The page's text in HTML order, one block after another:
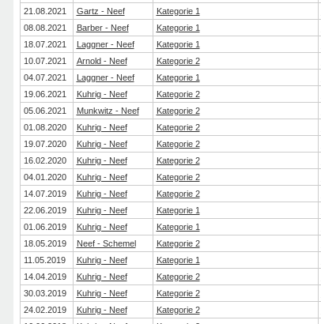
21.08.2021
Gartz - Neef Kategorie 1
08.08.2021
Barber - Neef Kategorie 1
18.07.2021
Laggner - Neef Kategorie 1
10.07.2021
Arnold - Neef Kategorie 2
04.07.2021
Laggner - Neef Kategorie 1
19.06.2021
Kuhrig - Neef Kategorie 2
05.06.2021
Munkwitz - Neef Kategorie 2
01.08.2020
Kuhrig - Neef Kategorie 2
19.07.2020
Kuhrig - Neef Kategorie 2
16.02.2020
Kuhrig - Neef Kategorie 2
04.01.2020
Kuhrig - Neef Kategorie 2
14.07.2019
Kuhrig - Neef Kategorie 2
22.06.2019
Kuhrig - Neef Kategorie 1
01.06.2019
Kuhrig - Neef Kategorie 1
18.05.2019
Neef - Schemel Kategorie 2
11.05.2019
Kuhrig - Neef Kategorie 1
14.04.2019
Kuhrig - Neef Kategorie 2
30.03.2019
Kuhrig - Neef Kategorie 2
24.02.2019
Kuhrig - Neef Kategorie 2